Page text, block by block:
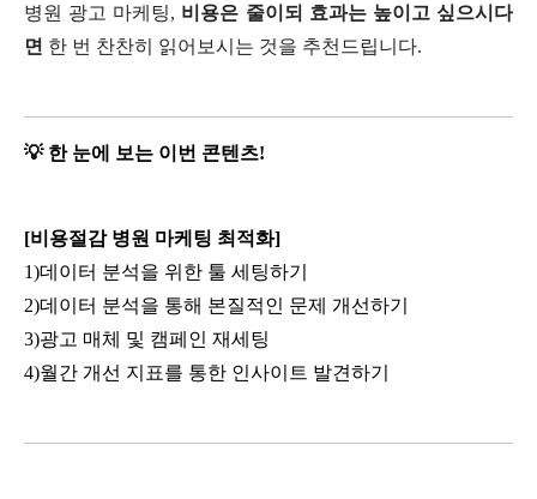
병원 광고 마케팅, 비용은 줄이되 효과는 높이고 싶으시다
면 한 번 찬찬히 읽어보시는 것을 추천드립니다.
💡 한 눈에 보는 이번 콘텐츠!
[비용절감 병원 마케팅 최적화]
1)데이터 분석을 위한 툴 세팅하기
2)데이터 분석을 통해 본질적인 문제 개선하기
3)광고 매체 및 캠페인 재세팅
4)월간 개선 지표를 통한 인사이트 발견하기